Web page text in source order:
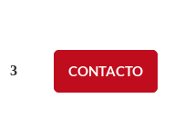
CONTACTO